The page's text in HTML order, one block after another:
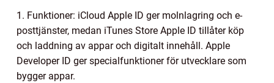
1. Funktioner: iCloud Apple ID ger molnlagring och e-
posttjänster, medan iTunes Store Apple ID tillåter köp
och laddning av appar och digitalt innehåll. Apple
Developer ID ger specialfunktioner för utvecklare som
bygger appar.